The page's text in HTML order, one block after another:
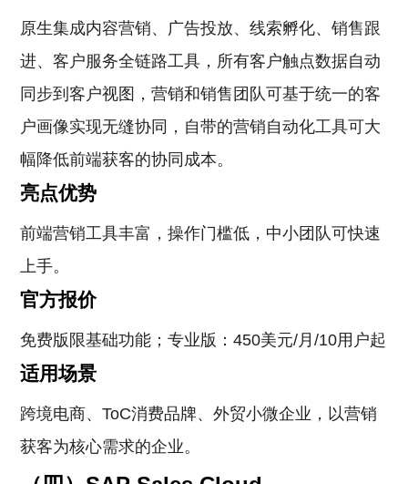
原生集成内容营销、广告投放、线索孵化、销售跟
进、客户服务全链路工具，所有客户触点数据自动
同步到客户视图，营销和销售团队可基于统一的客
户画像实现无缝协同，自带的营销自动化工具可大
幅降低前端获客的协同成本。
亮点优势
前端营销工具丰富，操作门槛低，中小团队可快速
上手。
官方报价
免费版限基础功能；专业版：450美元/月/10用户起
适用场景
跨境电商、ToC消费品牌、外贸小微企业，以营销
获客为核心需求的企业。